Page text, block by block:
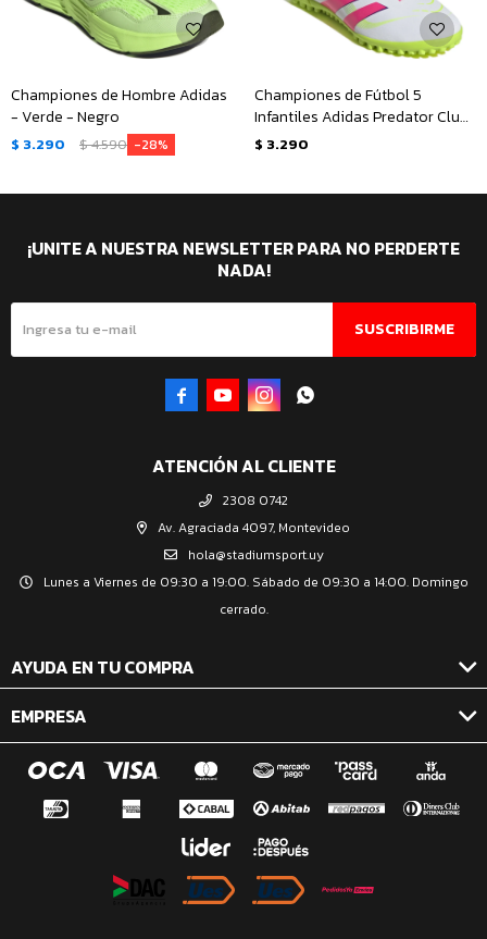
Championes de Hombre Adidas
- Verde - Negro
$ 3.290 $4.590 28
Championes de Fútbol 5
Infantiles Adidas Predator Club
- Blanco - Rosado - Amarillo
$ 3.290
ATENCIÓN AL CLIENTE
2308 0742
Av. Agraciada 4097, Montevideo
hola@stadiumsport.uy
Lunes a Viernes de 09:30 a 19:00. Sábado de 09:30 a 14:00. Domingo
cerrado.
AYUDA EN TU COMPRA
EMPRESA
¡UNITE A NUESTRA NEWSLETTER PARA NO PERDERTE
NADA!
SUSCRIBIRME
   